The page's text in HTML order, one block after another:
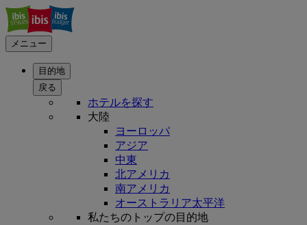
メニュー
目的地
戻る
ホテルを探す
大陸
ヨーロッパ
アジア
中東
北アメリカ
南アメリカ
オーストラリア太平洋
私たちのトップの目的地